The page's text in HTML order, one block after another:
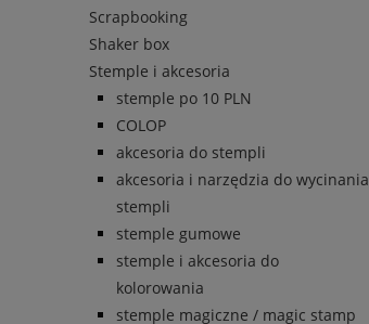
Scrapbooking
Shaker box
Stemple i akcesoria
stemple po 10 PLN
COLOP
akcesoria do stempli
akcesoria i narzędzia do wycinania
stempli
stemple gumowe
stemple i akcesoria do
kolorowania
stemple magiczne / magic stamp